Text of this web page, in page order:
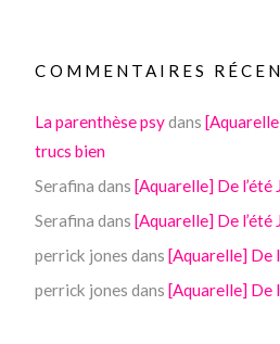
COMMENTAIRES
La parenthèse psydans
trucs bien
Serafina dans[Aquarelle] De l’été
Serafina dans[Aquarelle] De l’été
perrick jones dans[Aquarelle] De
perrick jones dans[Aquarelle] De